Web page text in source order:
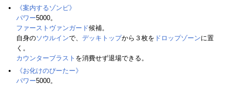
《案内するゾンビ》
パワー5000。
ファーストヴァンガード候補。
自身のソウルインで、 デッキトップから３枚を ドロップゾーンに置
く。
カウンターブラスト を消費せず退場できる。
《お化けのぴーたー》
パワー5000。